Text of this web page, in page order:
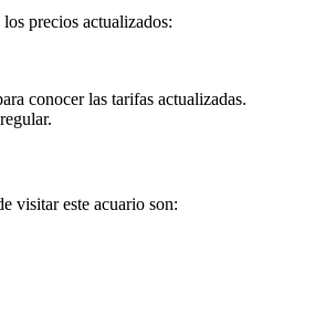
precios actualizados:
conocer las tarifas actualizadas.
visitar este acuario son: